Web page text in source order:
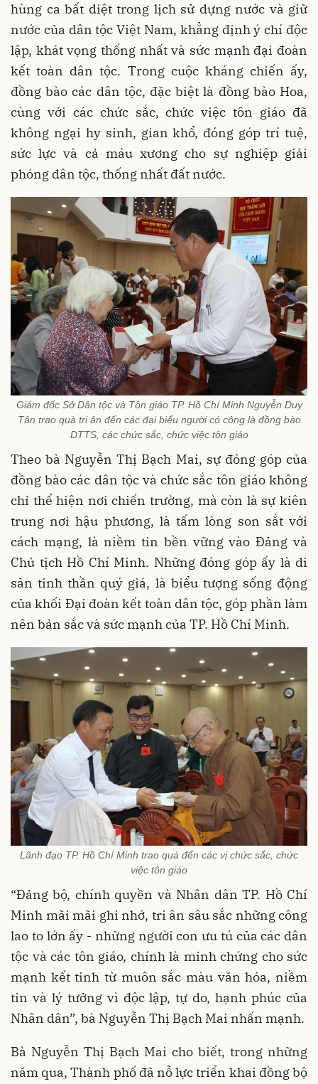
hùng ca bất diệt trong lịch sử dựng nước và giữ
nước của dân tộc Việt Nam, khẳng định ý chí độc
lập, khát vọng thống nhất và sức mạnh đại đoàn
kết toàn dân tộc. Trong cuộc kháng chiến ấy,
đồng bào các dân tộc, đặc biệt là đồng bào Hoa,
cùng với các chức sắc, chức việc tôn giáo đã
không ngại hy sinh, gian khổ, đóng góp trí tuệ,
sức lực và cả máu xương cho sự nghiệp giải
phóng dân tộc, thống nhất đất nước.
Giám đốc Sở Dân tộc và Tôn giáo TP. Hồ Chí Minh Nguyễn Duy
Tân trao quà tri ân đến các đại biểu người có công là đồng bào
DTTS, các chức sắc, chức việc tôn giáo
Theo bà Nguyễn Thị Bạch Mai, sự đóng góp của
đồng bào các dân tộc và chức sắc tôn giáo không
chỉ thể hiện nơi chiến trường, mà còn là sự kiên
trung nơi hậu phương, là tấm lòng son sắt với
cách mạng, là niềm tin bền vững vào Đảng và
Chủ tịch Hồ Chí Minh. Những đóng góp ấy là di
sản tinh thần quý giá, là biểu tượng sống động
của khối Đại đoàn kết toàn dân tộc, góp phần làm
nên bản sắc và sức mạnh của TP. Hồ Chí Minh.
Lãnh đạo TP. Hồ Chí Minh trao quà đến các vị chức sắc, chức
việc tôn giáo
“Đảng bộ, chính quyền và Nhân dân TP. Hồ Chí
Minh mãi mãi ghi nhớ, tri ân sâu sắc những công
lao to lớn ấy - những người con ưu tú của các dân
tộc và các tôn giáo, chính là minh chứng cho sức
mạnh kết tinh từ muôn sắc màu văn hóa, niềm
tin và lý tưởng vì độc lập, tự do, hạnh phúc của
Nhân dân”, bà Nguyễn Thị Bạch Mai nhấn mạnh.
Bà Nguyễn Thị Bạch Mai cho biết, trong những
năm qua, Thành phố đã nỗ lực triển khai đồng bộ